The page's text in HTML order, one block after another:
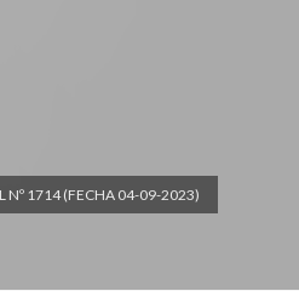
Nº 1714 (FECHA 04-09-2023)